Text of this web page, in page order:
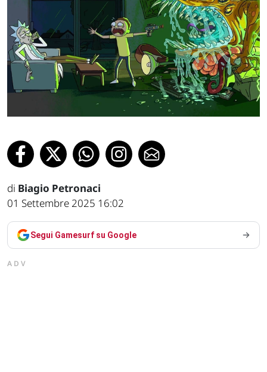
di Biagio Petronaci
01 Settembre 2025 16:02
Segui Gamesurf su Google
ADV